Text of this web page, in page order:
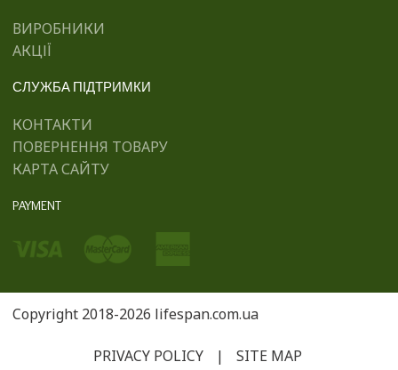
ВИРОБНИКИ
АКЦІЇ
СЛУЖБА ПІДТРИМКИ
КОНТАКТИ
ПОВЕРНЕННЯ ТОВАРУ
КАРТА САЙТУ
PAYMENT
Copyright 2018-2026 lifespan.com.ua
PRIVACY POLICY | SITE MAP